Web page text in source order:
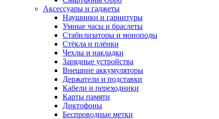
Аксессуары и гаджеты
Наушники и гарнитуры
Умные часы и браслеты
Стабилизаторы и моноподы
Стёкла и плёнки
Чехлы и накладки
Зарядные устройства
Внешние аккумуляторы
Держатели и подставки
Кабели и переходники
Карты памяти
Диктофоны
Беспроводные метки